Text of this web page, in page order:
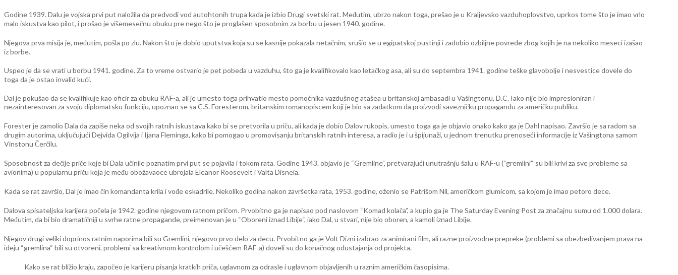
Godine 1939. Dalu je vojska prvi put naložila da predvodi vod autohtonih trupa kada je izbio Drugi svetski rat. Međutim, ubrzo nakon toga, prešao je u Kraljevsko vazduhoplovstvo, uprkos tome što je imao vrlo
malo iskustva kao pilot, i prošao je višemesečnu obuku pre nego što je proglašen sposobnim za borbu u jesen 1940. godine.
Njegova prva misija je, međutim, pošla po zlu. Nakon što je dobio uputstva koja su se kasnije pokazala netačnim, srušio se u egipatskoj pustinji i zadobio ozbiljne povrede zbog kojih je na nekoliko meseci izašao
iz borbe.
Uspeo je da se vrati u borbu 1941. godine. Za to vreme ostvario je pet pobeda u vazduhu, što ga je kvalifikovalo kao letačkog asa, ali su do septembra 1941. godine teške glavobolje i nesvestice dovele do
toga da je ostao invalid kući.
Dal je pokušao da se kvalifikuje kao oficir za obuku RAF-a, ali je umesto toga prihvatio mesto pomoćnika vazdušnog atašea u britanskoj ambasadi u Vašingtonu, D.C. Iako nije bio impresioniran i
nezainteresovan za svoju diplomatsku funkciju, upoznao se sa C.S. Foresterom, britanskim romanopiscem koji je bio sa zadatkom da proizvodi savezničku propagandu za američku publiku.
Forester je zamolio Dala da zapiše neka od svojih ratnih iskustava kako bi se pretvorila u priču, ali kada je dobio Dalov rukopis, umesto toga ga je objavio onako kako ga je Dahl napisao. Završio je sa radom sa
drugim autorima, uključujući Dejvida Ogilvija i Ijana Fleminga, kako bi pomogao u promovisanju britanskih ratnih interesa, a radio je i u špijunaži, u jednom trenutku prenoseći informacije iz Vašingtona samom
Vinstonu Čerčilu.
Sposobnost za dečije priče koje bi Dala učinile poznatim prvi put se pojavila i tokom rata. Godine 1943. objavio je “Gremline”, pretvarajući unutrašnju šalu u RAF-u (”gremlini“ su bili krivi za sve probleme sa
avionima) u popularnu priču koja je među obožavaoce ubrojala Eleanor Roosevelt i Valta Disneia.
Kada se rat završio, Dal je imao čin komandanta krila i vođe eskadrile. Nekoliko godina nakon završetka rata, 1953. godine, oženio se Patrišom Nil, američkom glumicom, sa kojom je imao petoro dece.
Dalova spisateljska karijera počela je 1942. godine njegovom ratnom pričom. Prvobitno ga je napisao pod naslovom “Komad kolača”, a kupio ga je The Saturday Evening Post za značajnu sumu od 1.000 dolara.
Međutim, da bi bio dramatičniji u svrhe ratne propagande, preimenovan je u “Oboreni iznad Libije“, iako Dal, u stvari, nije bio oboren, a kamoli iznad Libije.
Njegov drugi veliki doprinos ratnim naporima bili su Gremlini, njegovo prvo delo za decu. Prvobitno ga je Volt Dizni izabrao za animirani film, ali razne proizvodne prepreke (problemi sa obezbeđivanjem prava na
ideju “gremlina“ bili su otvoreni, problemi sa kreativnom kontrolom i učešćem RAF-a) doveli su do konačnog odustajanja od projekta.
Kako se rat bližio kraju, započeo je karijeru pisanja kratkih priča, uglavnom za odrasle i uglavnom objavljenih u raznim američkim časopisima.